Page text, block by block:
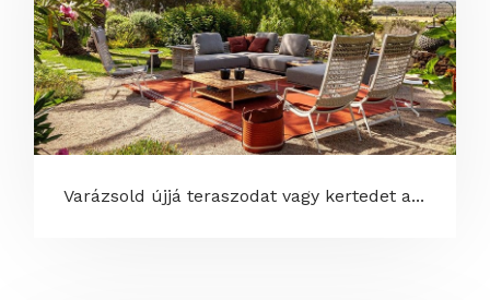
Varázsold újjá teraszodat vagy kertedet a...